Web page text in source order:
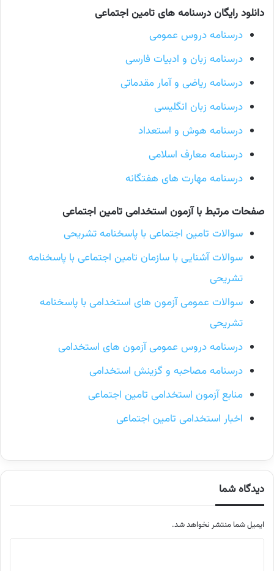
دانلود رایگان درسنامه های تامین اجتماعی
درسنامه دروس عمومی
درسنامه زبان و ادبیات فارسی
درسنامه ریاضی و آمار مقدماتی
درسنامه زبان انگلیسی
درسنامه هوش و استعداد
درسنامه معارف اسلامی
درسنامه مهارت های هفتگانه
صفحات مرتبط با آزمون استخدامی تامین اجتماعی
سوالات تامین اجتماعی با پاسخنامه تشریحی
سوالات آشنایی با سازمان تامین اجتماعی با پاسخنامه
تشریحی
سوالات عمومی آزمون های استخدامی با پاسخنامه
تشریحی
درسنامه دروس عمومی آزمون های استخدامی
درسنامه مصاحبه و گزینش استخدامی
منابع آزمون استخدامی تامین اجتماعی
اخبار استخدامی تامین اجتماعی
دیدگاه شما
ایمیل شما منتشر نخواهد شد.